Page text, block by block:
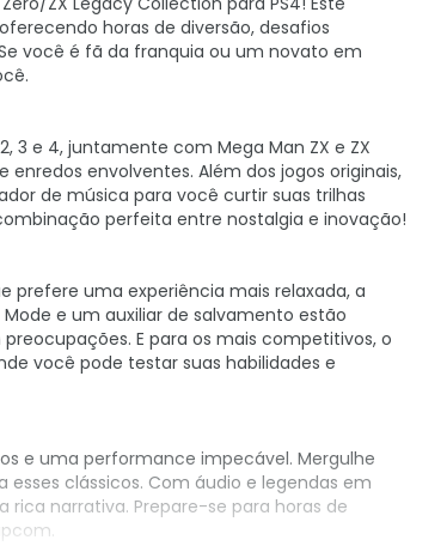
horas de diversão, desafios
você é fã da franquia ou um novato em
3 e 4, juntamente com Mega Man ZX e ZX
envolventes. Além dos jogos originais,
de música para você curtir suas trilhas
perfeita entre nostalgia e inovação!
prefere uma experiência mais relaxada, a
e um auxiliar de salvamento estão
E para os mais competitivos, o
você pode testar suas habilidades e
e uma performance impecável. Mergulhe
clássicos. Com áudio e legendas em
narrativa. Prepare-se para horas de